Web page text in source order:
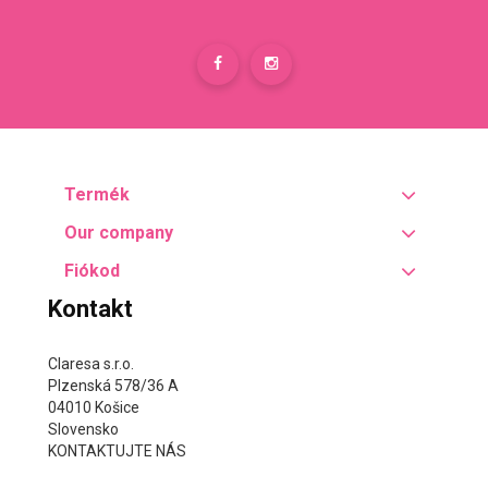
Termék
Our company
Fiókod
Kontakt
Claresa s.r.o.
Plzenská 578/36 A
04010 Košice
Slovensko
KONTAKTUJTE NÁS